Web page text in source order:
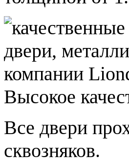
Высокое
Все двери
сквозняков.